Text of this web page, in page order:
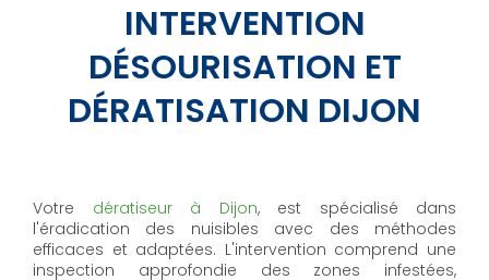
INTERVENTION
DÉSOURISATION ET
DÉRATISATION DIJON
Votre dératiseur à Dijon, est spécialisé dans
l'éradication des nuisibles avec des méthodes
efficaces et adaptées. L'intervention comprend une
inspection approfondie des zones infestées,